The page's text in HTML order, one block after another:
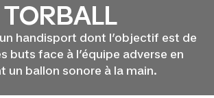
TORBALL
handisport dont l’objectif est de
buts face à l’équipe adverse en
un ballon sonore à la main.